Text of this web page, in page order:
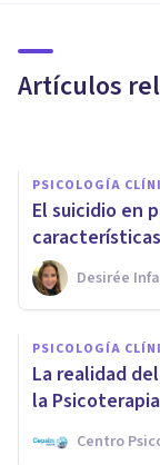
Artículos
PSICOLOGÍA
El suicidio en
Desirée
PSICOLOGÍA
La realidad
la Psicoterapia
Centro
PSICOLOGÍA
​El diario
joven de
suicidó
Juan